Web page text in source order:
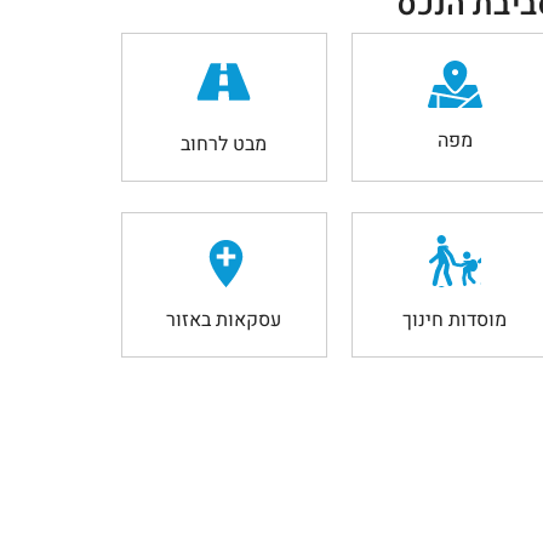
מפה מבט לרחוב
מוסדות חינוך עסקאות באזור